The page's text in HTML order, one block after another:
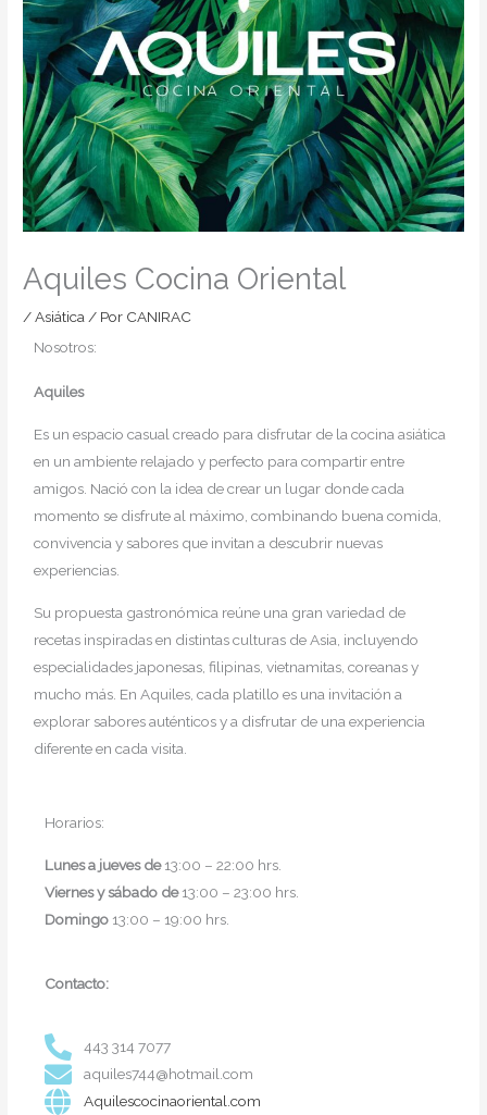
Aquiles Cocina Oriental
/Asiática/ Por CANIRAC
Nosotros:
Aquiles
Es un espacio casual creado para disfrutar de la cocina asiática
en un ambiente relajado y perfecto para compartir entre
amigos. Nació con la idea de crear un lugar donde cada
momento se disfrute al máximo, combinando buena comida,
convivencia y sabores que invitan a descubrir nuevas
experiencias.
Su propuesta gastronómica reúne una gran variedad de
recetas inspiradas en distintas culturas de Asia, incluyendo
especialidades japonesas, filipinas, vietnamitas, coreanas y
mucho más. En Aquiles, cada platillo es una invitación a
explorar sabores auténticos y a disfrutar de una experiencia
diferente en cada visita.
Horarios:
Lunes a jueves de13:00 – 22:00 hrs.
Viernes y sábado de13:00 – 23:00 hrs.
Domingo 13:00 – 19:00 hrs.
Contacto:
443 314 7077
aquiles744@hotmail.com
Aquilescocinaoriental.com